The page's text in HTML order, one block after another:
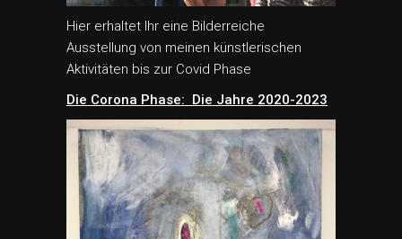
Hier erhaltet Ihr eine Bilderreiche
Ausstellung von meinen künstlerischen
Aktivitäten bis zur Covid Phase
Die Corona Phase: Die Jahre 2020-2023